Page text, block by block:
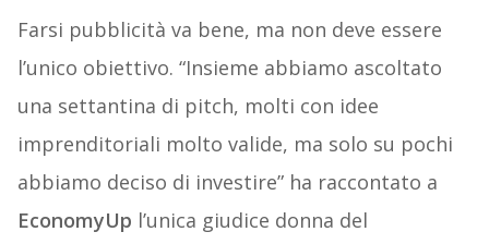
Farsi pubblicità va bene, ma non deve essere
l’unico obiettivo. “Insieme abbiamo ascoltato
una settantina di pitch, molti con idee
imprenditoriali molto valide, ma solo su pochi
abbiamo deciso di investire” ha raccontato a
EconomyUp l’unica giudice donna del